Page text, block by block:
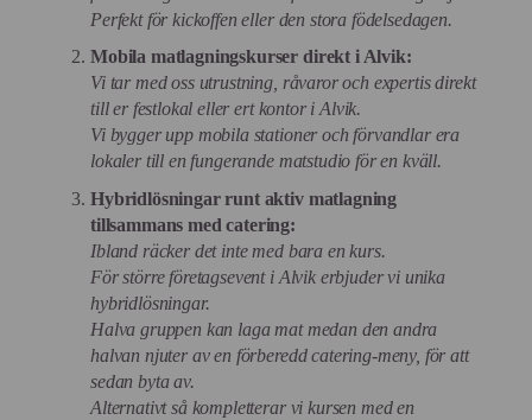
Perfekt för kickoffen eller den stora födelsedagen.
Mobila matlagningskurser direkt i Alvik:
Vi tar med oss utrustning, råvaror och expertis direkt
till er festlokal eller ert kontor i Alvik.
Vi bygger upp mobila stationer och förvandlar era
lokaler till en fungerande matstudio för en kväll.
Hybridlösningar runt aktiv matlagning
tillsammans med catering:
Ibland räcker det inte med bara en kurs.
För större företagsevent i Alvik erbjuder vi unika
hybridlösningar.
Halva gruppen kan laga mat medan den andra
halvan njuter av en förberedd catering-meny, för att
sedan byta av.
Alternativt så kompletterar vi kursen med en